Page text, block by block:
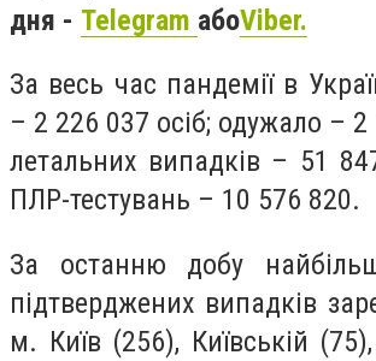
дня - Telegram абоViber.
За весь час пандемії в
– 2 226 037 осіб; одужало – 2
летальних випадків – 51
ПЛР-тестувань – 10 576 820.
За останню добу
підтверджених випадків
м. Київ (256), Київській (75),